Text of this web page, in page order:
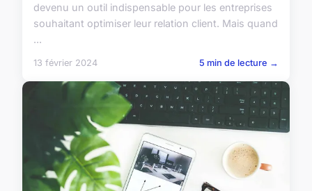
devenu un outil indispensable pour les entreprises
souhaitant optimiser leur relation client. Mais quand
...
13 février 2024 5 min de lecture →